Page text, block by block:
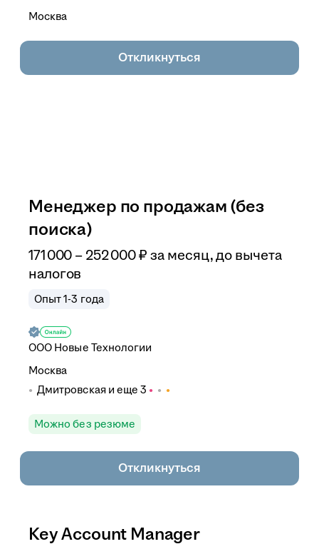
Москва
Откликнуться
Менеджер по продажам (без
поиска)
171 000 – 252 000₽ за месяц,до вычета
налогов
Опыт 1-3 года
ООО Новые Технологии
Москва
Дмитровская и еще 3
Можно без резюме
Откликнуться
Key Account Manager